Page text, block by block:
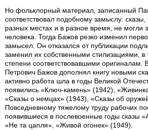
Но фольклорный материал, записанный
соответствовал подобному замыслу:
разных местах и в разное время, не могли
человека. Тогда Бажов резко изменил
замысел. Он отказался от публикации
заменил их собственными стилизациями, в
степени соответствовавшими
Петрович Бажов дополнял книгу новыми
активно работа шла в годы Великой
появились «Ключ-камень» (1942),
«Сказы о немцах» (1943), «Сказы об
Повседневному тяжелому труду рабочих
появившиеся в послевоенные годы сказы
«Не та цапля», «Живой огонек» (1949).